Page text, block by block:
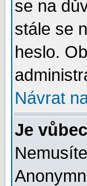
se na
stále se
heslo.
Návrat
Je